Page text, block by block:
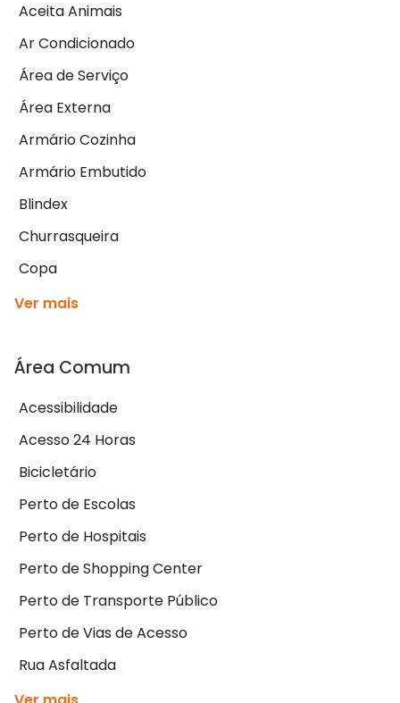
Aceita Animais
Ar Condicionado
Área de Serviço
Área Externa
Armário Cozinha
Armário Embutido
Blindex
Churrasqueira
Copa
Ver mais
Área Comum
Acessibilidade
Acesso 24 Horas
Bicicletário
Perto de Escolas
Perto de Hospitais
Perto de Shopping Center
Perto de Transporte Público
Perto de Vias de Acesso
Rua Asfaltada